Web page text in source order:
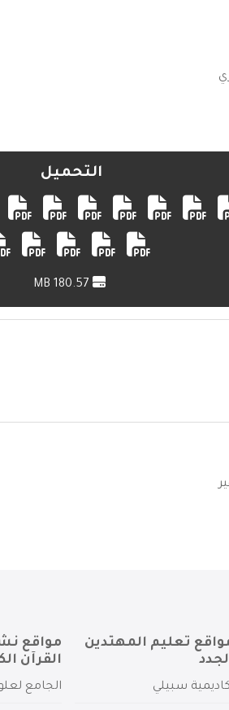
التحميل
تعليم المهتدين
سبيلي
مواقع
القرآن
الجامع